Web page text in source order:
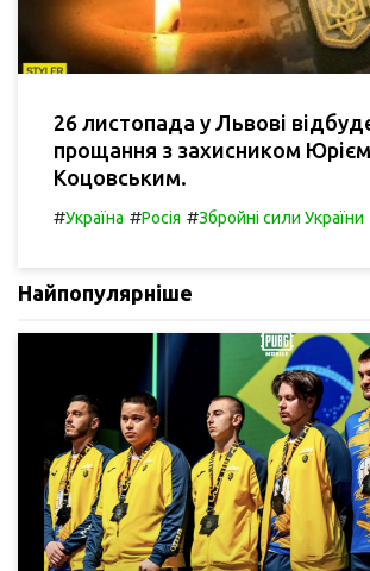
26 листопада у Львові
прощання з захисником Юрієм
Коцовським.
#Україна #Росія #Збройні сили України
Найпопулярніше